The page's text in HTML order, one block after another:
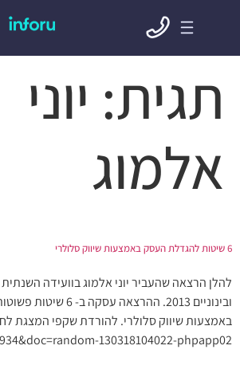
תגית: יוני
אלמוג
6 שיטות להגדלת העסק באמצעות שיווק סלולרי
להלן הרצאה שהעביר יוני אלמוג בוועידה
ובינוניים 2013. ההרצאה
130318104022-phpapp02]